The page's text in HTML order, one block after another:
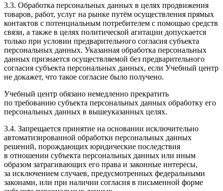
3.3. Обработка персональных данных в целях продвижения
товаров, работ, услуг на рынке путём осуществления прямых
контактов с потенциальным потребителем с помощью средств
связи, а также в целях политической агитации допускается
только при условии предварительного согласия субъекта
персональных данных. Указанная обработка персональных
данных признается осуществляемой без предварительного
согласия субъекта персональных данных, если Учебный центр
не докажет, что такое согласие было получено.
Учебный центр обязано немедленно прекратить
по требованию субъекта персональных данных обработку его
персональных данных в вышеуказанных целях.
3.4. Запрещается принятие на основании исключительно
автоматизированной обработки персональных данных
решений, порождающих юридические последствия
в отношении субъекта персональных данных или иным
образом затрагивающих его права и законные интересы,
за исключением случаев, предусмотренных федеральными
законами, или при наличии согласия в письменной форме